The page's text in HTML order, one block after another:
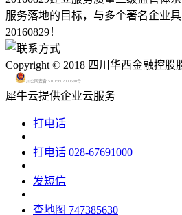
服务落地的目标，与多个著名企业
20160829！
Copyright © 2018 四川华西金融控股
川公网安备 51015602000580号
犀牛云提供企业云服务
打电话
打电话 028-67691000
发短信
查地图 747385630